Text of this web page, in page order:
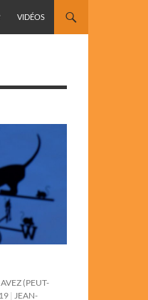
VIDÉOS
(PEUT-
JEAN-